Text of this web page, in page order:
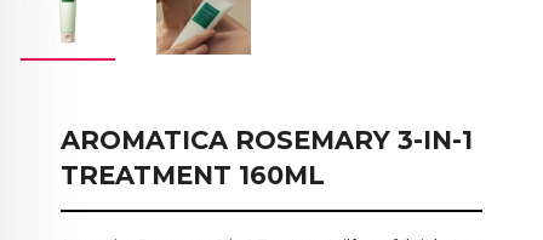
AROMATICA ROSEMARY 3-IN-1
TREATMENT 160ML